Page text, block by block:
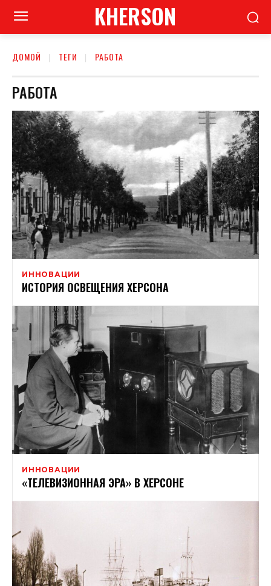
KHERSON
ДОМОЙ ТЕГИ РАБОТА
РАБОТА
ИННОВАЦИИ
ИСТОРИЯ ОСВЕЩЕНИЯ ХЕРСОНА
ИННОВАЦИИ
«ТЕЛЕВИЗИОННАЯ ЭРА» В ХЕРСОНЕ